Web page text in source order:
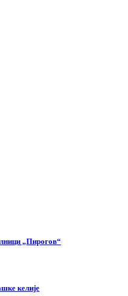
„Пирогов“
келије